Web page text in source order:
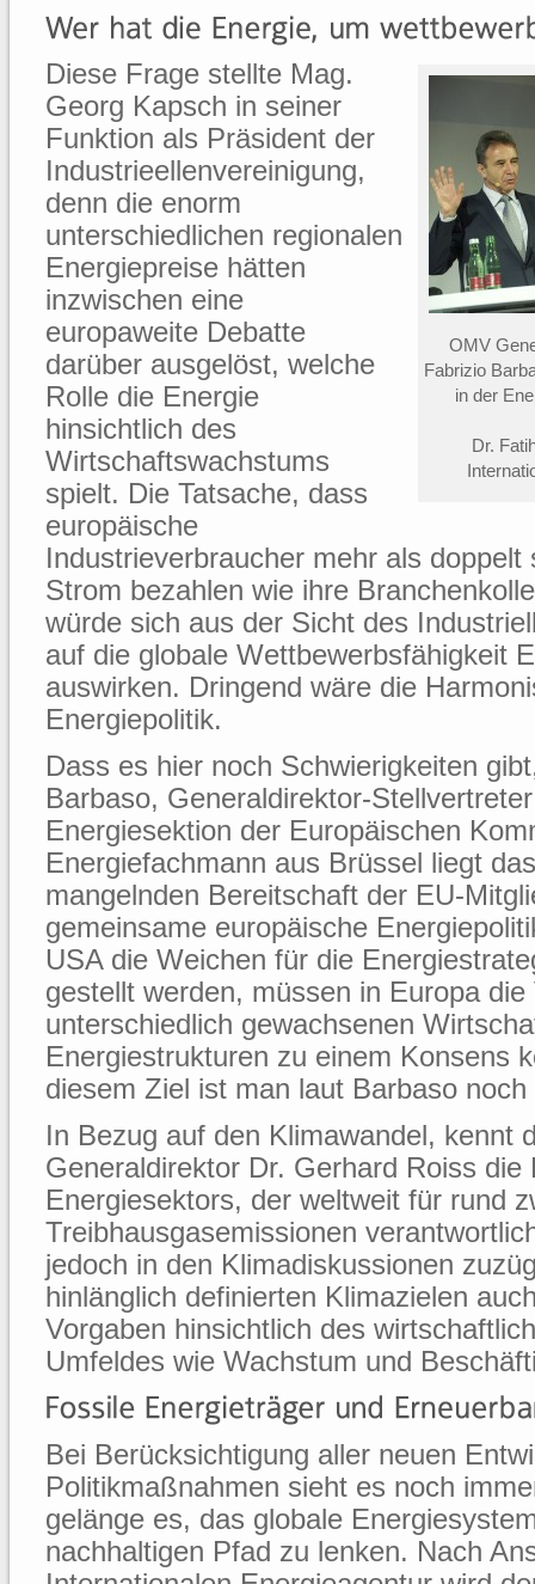
OMV
Fabrizio
in der
Dr.
Diese Frage stellte Mag.
Georg Kapsch in seiner
Funktion als Präsident der
Industrieellenvereinigung,
denn die enorm
unterschiedlichen regionalen
Energiepreise hätten
inzwischen eine
europaweite Debatte
darüber ausgelöst, welche
Rolle die Energie
hinsichtlich des
Wirtschaftswachstums
spielt. Die Tatsache, dass
europäische
Industrieverbraucher mehr als
Strom bezahlen wie ihre
würde sich aus der Sicht des
auf die globale Wettbewerbsfähigkeit
auswirken. Dringend wäre die
Energiepolitik.
Dass es hier noch Schwierigkeiten
Barbaso, Generaldirektor-
Energiesektion der Europäischen
Energiefachmann aus Brüssel liegt
mangelnden Bereitschaft der EU-
gemeinsame europäische
USA die Weichen für die
gestellt werden, müssen in Europa
unterschiedlich gewachsenen
Energiestrukturen zu einem Konsens
diesem Ziel ist man laut Barbaso
In Bezug auf den Klimawandel, kennt
Generaldirektor Dr. Gerhard Roiss die
Energiesektors, der weltweit für rund
Treibhausgasemissionen
jedoch in den Klimadiskussionen
hinlänglich definierten Klimazielen
Vorgaben hinsichtlich des
Umfeldes wie Wachstum und
Bei Berücksichtigung aller neuen
Politikmaßnahmen sieht es noch
gelänge es, das globale
nachhaltigen Pfad zu lenken. Nach